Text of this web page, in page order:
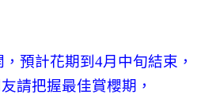
預計花期到4月中旬結束，
請把握最佳賞櫻期，